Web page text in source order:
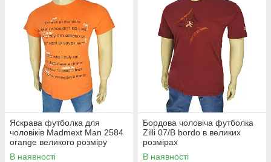
Яскрава футболка для
чоловіків Madmext Man 2584
orange великого розміру
В наявності
Бордова чоловіча футболка
Zilli 07/В bordo в великих
розмірах
В наявності